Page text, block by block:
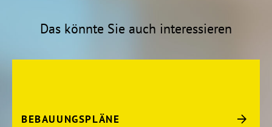
Das könnte Sie auch interessieren
BEBAUUNGSPLÄNE